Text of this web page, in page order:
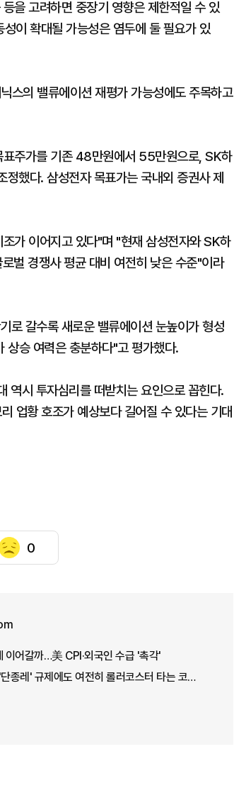
을 고려하면 중장기 영향은 제한적일 수 있
이 확대될 가능성은 염두에 둘 필요가 있
스의 밸류에이션 재평가 가능성에도 주목하고
표주가를 기존 48만원에서 55만원으로, SK하
했다. 삼성전자 목표가는 국내외 증권사 제
가 이어지고 있다"며 "현재 삼성전자와 SK하
벌 경쟁사 평균 대비 여전히 낮은 수준"이라
로 갈수록 새로운 밸류에이션 눈높이가 형성
상승 여력은 충분하다"고 평가했다.
역시 투자심리를 떠받치는 요인으로 꼽힌다.
업황 호조가 예상보다 길어질 수 있다는 기대
0
이어갈까…美 CPI·외국인 수급 '촉각'
'+17.91→-5.12→+3.76→-4.8%'…'단종레' 규제에도 여전히 롤러코스터 타는 코스피